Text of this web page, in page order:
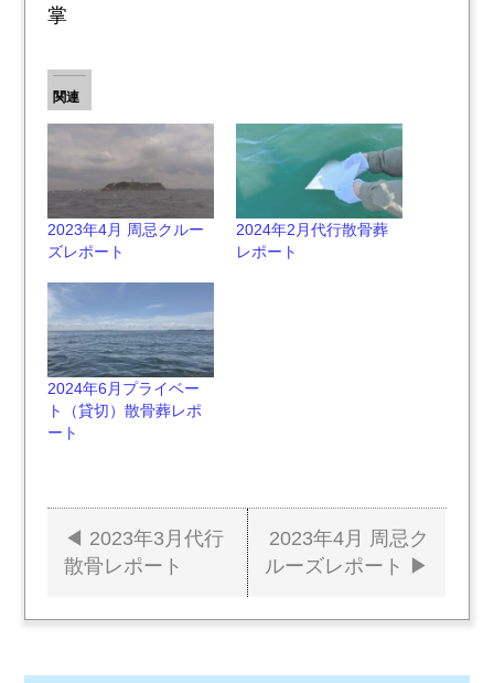
掌
関連
2023年4月 周忌クルー
ズレポート
2024年2月代行散骨葬
レポート
2024年6月プライベー
ト（貸切）散骨葬レポ
ート
投
2023年3月代行
散骨レポート
2023年4月 周忌ク
ルーズレポート